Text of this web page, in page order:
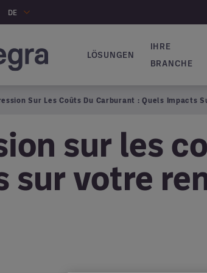
DE
Hauptnavigation
LÖSUNGEN
IHRE
BRANCHE
Sur Les Coûts Du Carburant : Quels Impacts
sur les
sur votre